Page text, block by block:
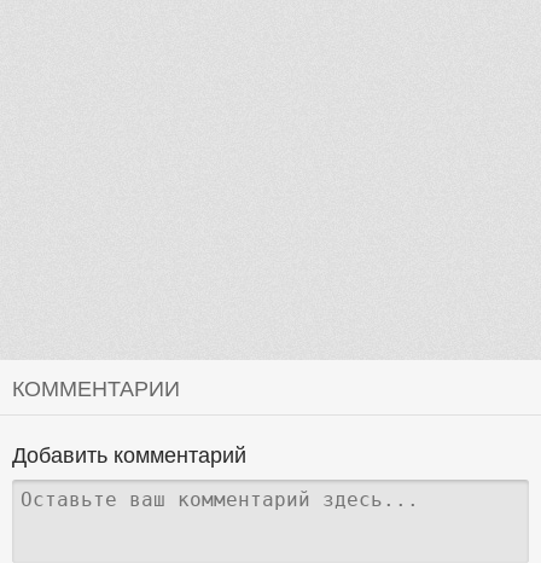
КОММЕНТАРИИ
Добавить комментарий